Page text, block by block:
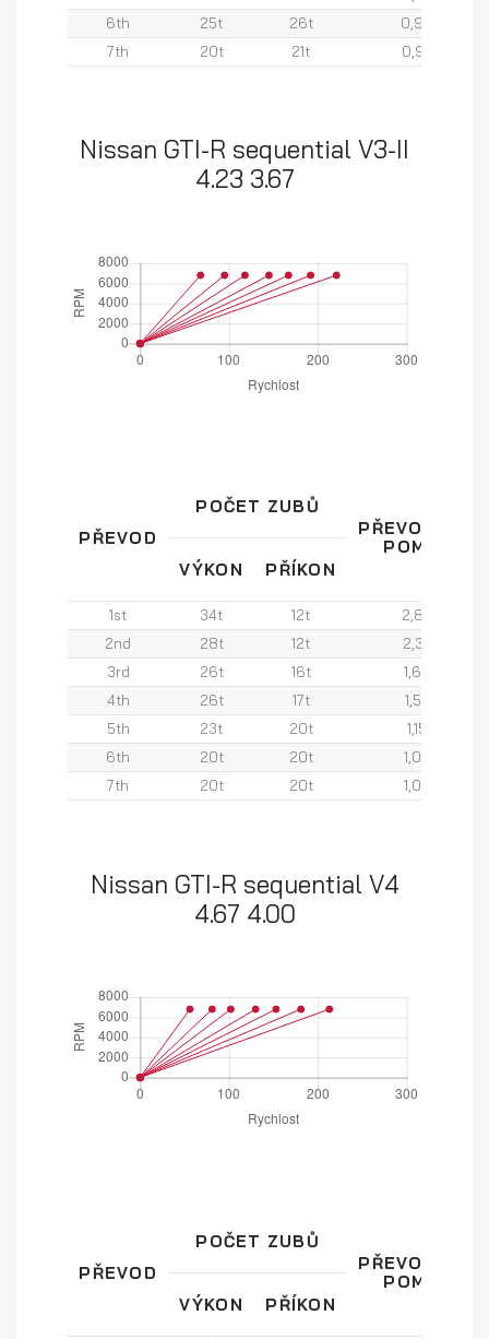
6th
25t 26t
0,96
7th
20t 21t 0,95
Nissan GTI-R sequential V3-II
4.23 3.67
PŘEVOD
POČET ZUBŮ
PŘEVODOVÝ
POMĚR
VÝKON
PŘÍKON
1st 34t 12t
2,83
2nd
28t 12t
2,33
3rd
26t 16t
1,63
4th
26t 17t
1,53
5th
23t 20t
1,15
6th
20t 20t
1,00
7th
20t 20t 1,00
Nissan GTI-R sequential V4
4.67 4.00
PŘEVOD
POČET ZUBŮ
PŘEVODOVÝ
POMĚR
VÝKON
PŘÍKON